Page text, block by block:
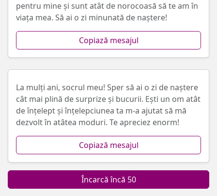
pentru mine și sunt atât de norocoasă să te am în
viața mea. Să ai o zi minunată de naștere!
Copiază mesajul
La mulți ani, socrul meu! Sper să ai o zi de naștere
cât mai plină de surprize și bucurii. Ești un om atât
de înțelept și înțelepciunea ta m-a ajutat să mă
dezvolt în atâtea moduri. Te apreciez enorm!
Copiază mesajul
Încarcă încă 50